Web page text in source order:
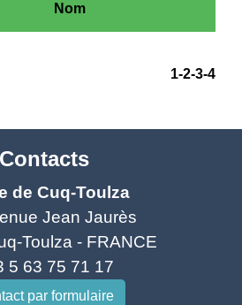
Nom
1-2-3-4
Contacts
de Cuq-Toulza
Jean Jaurès
Toulza - FRANCE
5 63 75 71 17
par formulaire